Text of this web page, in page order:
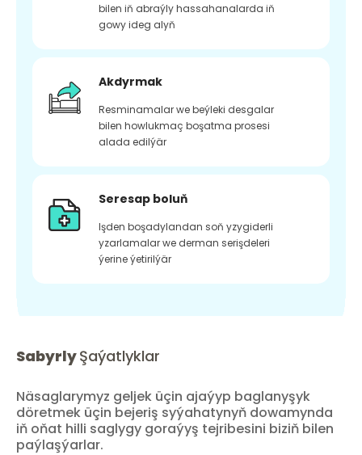
bilen iň abraýly hassahanalarda iň
gowy ideg alyň
Akdyrmak
Resminamalar we beýleki desgalar
bilen howlukmaç boşatma prosesi
alada edilýär
Seresap boluň
Işden boşadylandan soň yzygiderli
yzarlamalar we derman serişdeleri
ýerine ýetirilýär
SabyrlyŞaýatlyklar
Näsaglarymyz geljek üçin ajaýyp baglanyşyk
döretmek üçin bejeriş syýahatynyň dowamynda
iň oňat hilli saglygy goraýyş tejribesini biziň bilen
paýlaşýarlar.